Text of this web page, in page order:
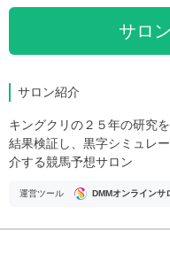
サロ
サロン紹介
キングクリの２５年の研究
結果検証し、黒字シミュレ
介する競馬予想サロン
運営ツール DMMオンラインサ